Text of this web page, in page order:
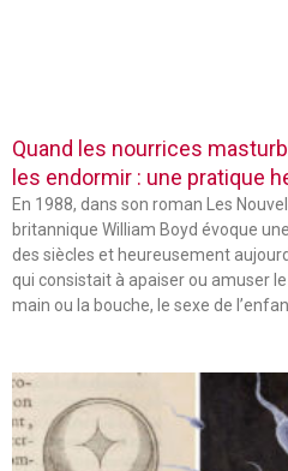
Quand les nourrices
les endormir : une pratique
En 1988, dans son roman Les
britannique William Boyd évoque
des siècles et heureusement
qui consistait à apaiser ou amuser
main ou la bouche, le sexe de